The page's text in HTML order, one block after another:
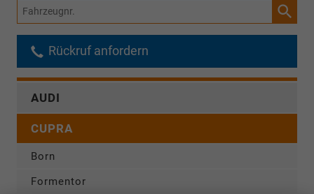
Fahrzeugnr.
Rückruf anfordern
AUDI
CUPRA
Born
Formentor